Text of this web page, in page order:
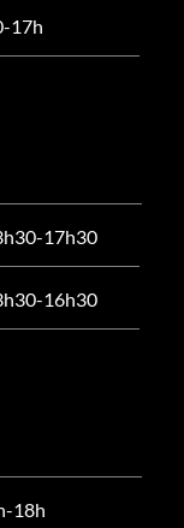
17h
17h30
16h30
18h